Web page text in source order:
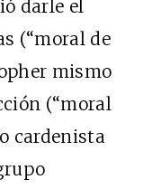
darle el
(“moral de
mismo
(“moral
cardenista